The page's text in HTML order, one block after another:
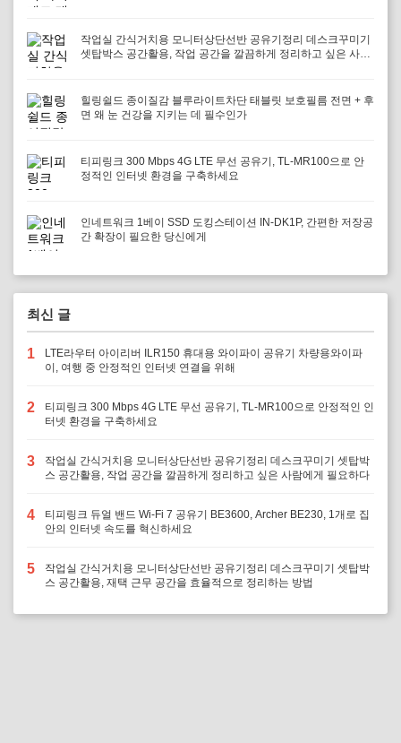
작업실 간식거치용 모니터상단선반 공유기정리 데스크꾸미기
셋탑박스 공간활용, 작업 공간을 깔끔하게 정리하고 싶은 사람
힐링쉴드 종이질감 블루라이트차단 태블릿 보호필름 전면 + 후
면 왜 눈 건강을 지키는 데 필수인가
티피링크 300 Mbps 4G LTE 무선 공유기, TL-MR100으로 안
정적인 인터넷 환경을 구축하세요
인네트워크 1베이 SSD 도킹스테이션 IN-DK1P, 간편한 저장공
간 확장이 필요한 당신에게
최신 글
1
LTE라우터 아이리버 ILR150 휴대용 와이파이 공유기 차량용와이파
이, 여행 중 안정적인 인터넷 연결을 위해
2
티피링크 300 Mbps 4G LTE 무선 공유기, TL-MR100으로 안정적인 인
터넷 환경을 구축하세요
3
작업실 간식거치용 모니터상단선반 공유기정리 데스크꾸미기 셋탑박
스 공간활용, 작업 공간을 깔끔하게 정리하고 싶은 사람에게 필요하다
4
티피링크 듀얼 밴드 Wi-Fi 7 공유기 BE3600, Archer BE230, 1개로 집
안의 인터넷 속도를 혁신하세요
5
작업실 간식거치용 모니터상단선반 공유기정리 데스크꾸미기 셋탑박
스 공간활용, 재택 근무 공간을 효율적으로 정리하는 방법